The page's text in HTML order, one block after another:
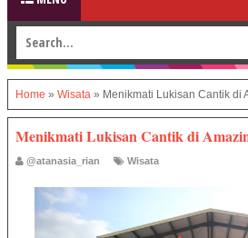
Home » Wisata » Menikmati Lukisan Cantik di
Menikmati Lukisan Cantik di
@atanasia_rian Wisata